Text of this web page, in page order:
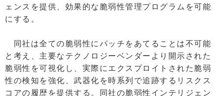
ェンスを提供、効果的な脆弱性管理プログラムを可能
にする。
同社は全ての脆弱性にパッチをあてることは不可能
と考え、主要なテクノロジーベンダーより開示された
脆弱性を可視化し、実際にエクスプロイトされた脆弱
性の検知を強化、武器化を時系列で追跡するリスクス
コアの履歴を提供する。同社の脆弱性インテリジェン